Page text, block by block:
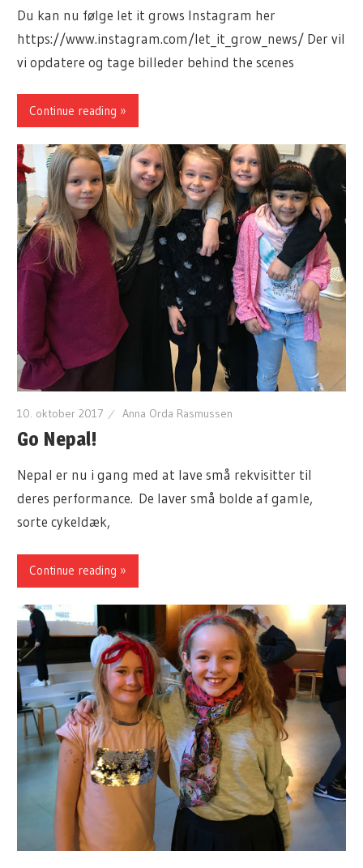
Du kan nu følge let it grows Instagram her
https://www.instagram.com/let_it_grow_news/ Der vil
vi opdatere og tage billeder behind the scenes
Continue reading »
10. oktober 2017 Anna Orda Rasmussen
Go Nepal!
Nepal er nu i gang med at lave små rekvisitter til
deres performance. De laver små bolde af gamle,
sorte cykeldæk,
Continue reading »